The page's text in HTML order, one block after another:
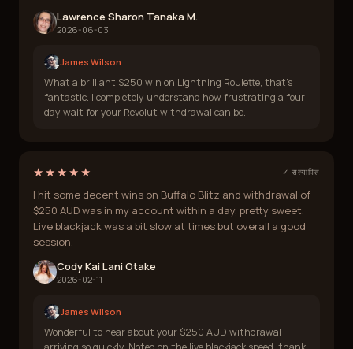
Lawrence Sharon Tanaka M.
2026-06-03
James Wilson
What a brilliant $250 win on Lightning Roulette, that's
fantastic. I completely understand how frustrating a four-
day wait for your Revolut withdrawal can be.
★★★★★ ✓ सत्यापित
I hit some decent wins on Buffalo Blitz and withdrawal of
$250 AUD was in my account within a day, pretty sweet.
Live blackjack was a bit slow at times but overall a good
session.
Cody Kai Lani Otake
2026-02-11
James Wilson
Wonderful to hear about your $250 AUD withdrawal